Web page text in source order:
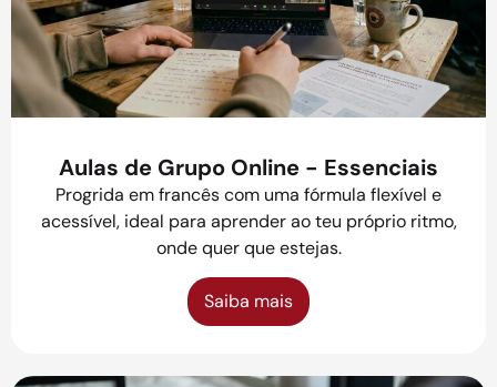
Aulas de Grupo Online - Essenciais
Progrida em francês com uma fórmula flexível e
acessível, ideal para aprender ao teu próprio ritmo,
onde quer que estejas.
Saiba mais